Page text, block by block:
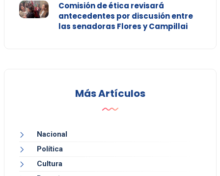
Comisión de ética revisará
antecedentes por discusión entre
las senadoras Flores y Campillai
Más Artículos
Nacional
Política
Cultura